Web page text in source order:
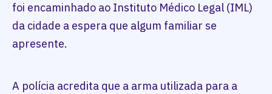
foi encaminhado ao Instituto Médico Legal (IML)
da cidade a espera que algum familiar se
apresente.
A polícia acredita que a arma utilizada para a